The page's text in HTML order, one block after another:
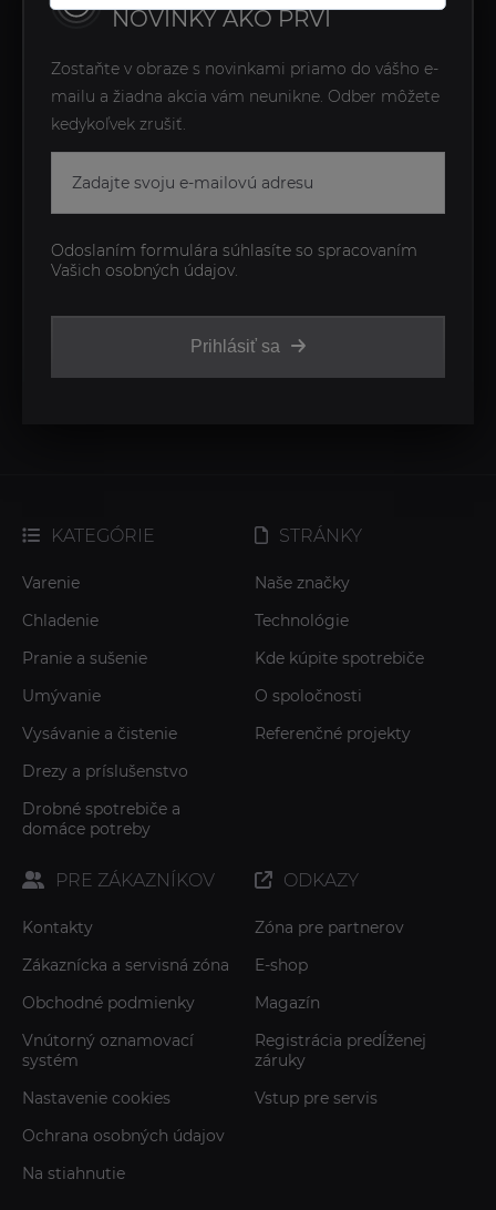
NOVINKY AKO PRVÍ
Zostaňte v obraze s novinkami priamo do vášho e-
mailu a žiadna akcia vám neunikne. Odber môžete
kedykoľvek zrušiť.
Prihlásiť sa
Odoslaním formulára súhlasíte so spracovaním
Vašich osobných údajov.
KATEGÓRIE
Varenie
Chladenie
Pranie a sušenie
Umývanie
Vysávanie a čistenie
Drezy a príslušenstvo
Drobné spotrebiče a
domáce potreby
STRÁNKY
Naše značky
Technológie
Kde kúpite spotrebiče
O spoločnosti
Referenčné projekty
PRE ZÁKAZNÍKOV
Kontakty
Zákaznícka a servisná zóna
Obchodné podmienky
Vnútorný oznamovací
systém
Nastavenie cookies
Ochrana osobných údajov
Na stiahnutie
ODKAZY
Zóna pre partnerov
E-shop
Magazín
Registrácia predĺženej
záruky
Vstup pre servis